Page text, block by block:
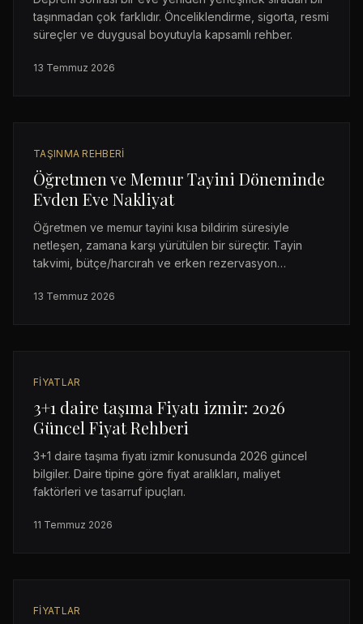
taşınmadan çok farklıdır. Önceliklendirme, sigorta, resmi
süreçler ve duygusal boyutuyla kapsamlı rehber.
13 Temmuz 2026
TAŞINMA REHBERI
Öğretmen ve Memur Tayini Döneminde
Evden Eve Nakliyat
Öğretmen ve memur tayini kısa bildirim süresiyle
netleşen, zamana karşı yürütülen bir süreçtir. Tayin
takvimi, bütçe/harcırah ve erken rezervasyon
13 Temmuz 2026
FIYATLAR
3+1 daire taşıma Fiyatı izmir: 2026
Güncel Fiyat Rehberi
3+1 daire taşıma fiyatı izmir konusunda 2026 güncel
bilgiler. Daire tipine göre fiyat aralıkları, maliyet
faktörleri ve tasarruf ipuçları.
11 Temmuz 2026
FIYATLAR